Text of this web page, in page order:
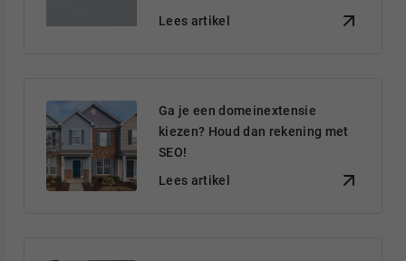
Lees artikel
Ga je een domeinextensie
kiezen? Houd dan rekening met
SEO!
Lees artikel